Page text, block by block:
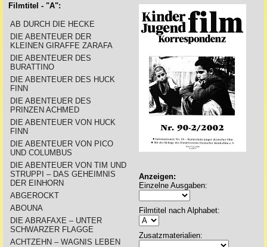
Filmtitel - "A":
AB DURCH DIE HECKE
DIE ABENTEUER DER
KLEINEN GIRAFFE ZARAFA
DIE ABENTEUER DES
BURATTINO
DIE ABENTEUER DES HUCK
FINN
DIE ABENTEUER DES
PRINZEN ACHMED
DIE ABENTEUER VON HUCK
FINN
DIE ABENTEUER VON PICO
UND COLUMBUS
DIE ABENTEUER VON TIM UND
STRUPPI – DAS GEHEIMNIS
DER EINHORN
ABGEROCKT
ABOUNA
DIE ABRAFAXE – UNTER
SCHWARZER FLAGGE
ACHTZEHN – WAGNIS LEBEN
Anzeigen:
Einzelne Ausgaben:
Filmtitel nach Alphabet:
Zusatzmaterialien: